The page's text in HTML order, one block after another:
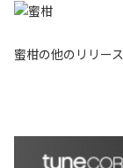
蜜柑の他のリリース